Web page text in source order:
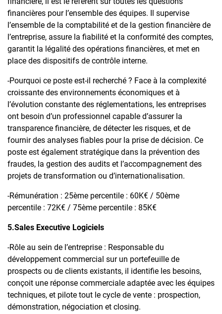
financières pour l’ensemble des équipes. Il supervise
l’ensemble de la comptabilité et de la gestion financière de
l’entreprise, assure la fiabilité et la conformité des comptes,
garantit la légalité des opérations financières, et met en
place des dispositifs de contrôle interne.
-Pourquoi ce poste est-il recherché ? Face à la complexité
croissante des environnements économiques et à
l’évolution constante des réglementations, les entreprises
ont besoin d’un professionnel capable d’assurer la
transparence financière, de détecter les risques, et de
fournir des analyses fiables pour la prise de décision. Ce
poste est également stratégique dans la prévention des
fraudes, la gestion des audits et l’accompagnement des
projets de transformation ou d’internationalisation.
-Rémunération : 25ème percentile : 60K€ / 50ème
percentile : 72K€ / 75ème percentile : 85K€
5.Sales Executive Logiciels
-Rôle au sein de l’entreprise : Responsable du
développement commercial sur un portefeuille de
prospects ou de clients existants, il identifie les besoins,
conçoit une réponse commerciale adaptée avec les équipes
techniques, et pilote tout le cycle de vente : prospection,
démonstration, négociation et closing.